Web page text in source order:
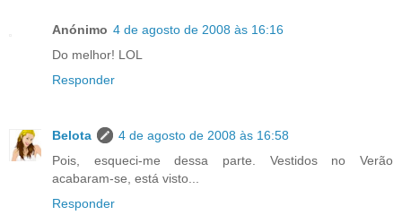
Anónimo 4 de agosto de 2008 às 16:16
Do melhor! LOL
Responder
Belota
4 de agosto de 2008 às 16:58
Pois, esqueci-me dessa parte. Vestidos no Verão
acabaram-se, está visto...
Responder